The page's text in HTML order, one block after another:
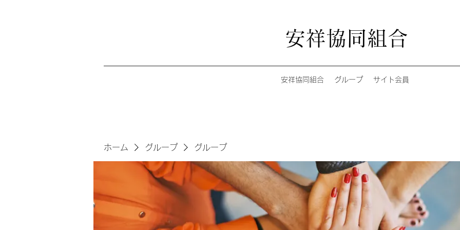
安祥協同組合
安祥協同組合 グループ サイト会員
ホーム グループ グループ